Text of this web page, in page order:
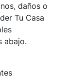
daños o
Tu Casa
abajo.